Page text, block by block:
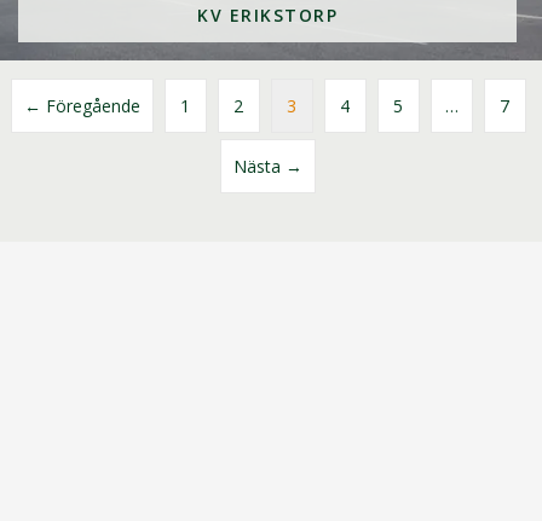
KV ERIKSTORP
← Föregående 1 2 3 4 5 … 7
Nästa →